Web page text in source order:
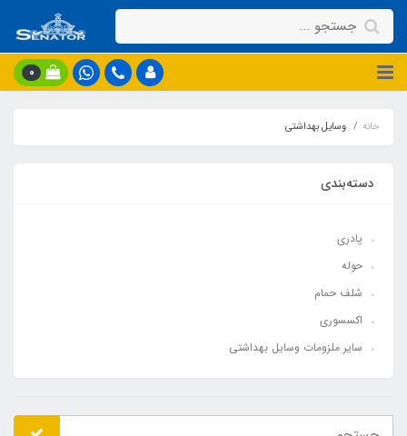
0
خانه وسایل بهداشتی
دسته‌بندی
پادری
حوله
شلف حمام
اکسسوری
سایر ملزومات وسایل بهداشتی